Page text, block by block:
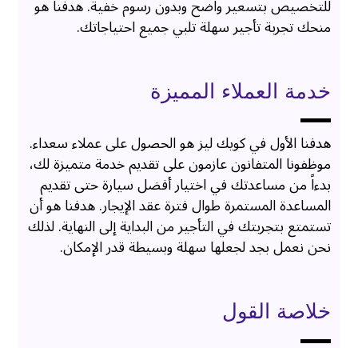
للتخصيص بتسعير واضح وبدون رسوم خفية. هدفنا هو
منحك تجربة تأجير سهلة تلبي جميع احتياجاتك.
خدمة العملاء المميزة
هدفنا الأول في كويك ليز هو الحصول على عملاء سعداء.
موظفونا المتفانون عازمون على تقديم خدمة متميزة لك،
بدءاً من مساعدتك في اختيار أفضل سيارة حتى تقديم
المساعدة المستمرة طوال فترة عقد الإيجار. هدفنا هو أن
تستمتع بتجربتك في التأجير من البداية إلى النهاية. لذلك
نحن نعمل بجد لجعلها سهلة وبسيطة قدر الإمكان.
خلاصة القول